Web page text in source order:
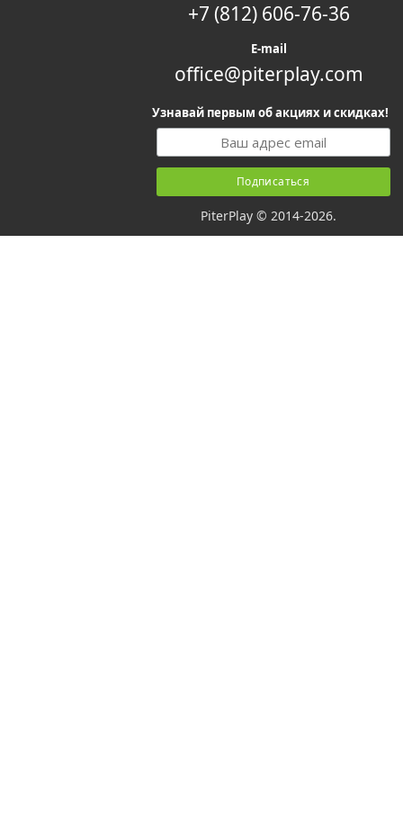
+7 (812) 606-76-36
E-mail
office@piterplay.com
Узнавай первым об акциях и скидках!
PiterPlay © 2014-2026.